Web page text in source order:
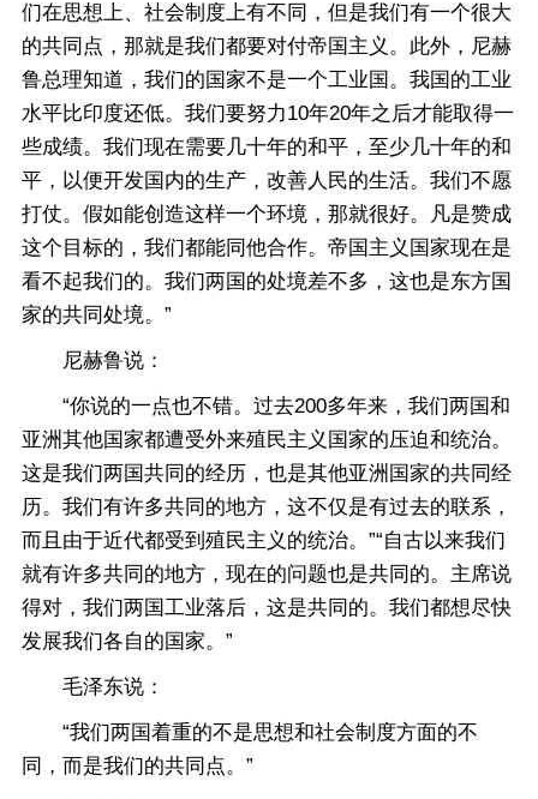
们在思想上、社会制度上有不同，但是我们有一个很大
的共同点，那就是我们都要对付帝国主义。此外，尼赫
鲁总理知道，我们的国家不是一个工业国。我国的工业
水平比印度还低。我们要努力10年20年之后才能取得一
些成绩。我们现在需要几十年的和平，至少几十年的和
平，以便开发国内的生产，改善人民的生活。我们不愿
打仗。假如能创造这样一个环境，那就很好。凡是赞成
这个目标的，我们都能同他合作。帝国主义国家现在是
看不起我们的。我们两国的处境差不多，这也是东方国
家的共同处境。”
尼赫鲁说：
“你说的一点也不错。过去200多年来，我们两国和
亚洲其他国家都遭受外来殖民主义国家的压迫和统治。
这是我们两国共同的经历，也是其他亚洲国家的共同经
历。我们有许多共同的地方，这不仅是有过去的联系，
而且由于近代都受到殖民主义的统治。”“自古以来我们
就有许多共同的地方，现在的问题也是共同的。主席说
得对，我们两国工业落后，这是共同的。我们都想尽快
发展我们各自的国家。”
毛泽东说：
“我们两国着重的不是思想和社会制度方面的不
同，而是我们的共同点。”